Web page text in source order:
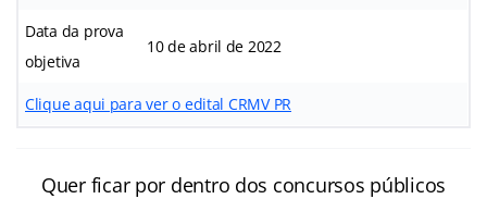
Data da prova
objetiva
10 de abril de 2022
Clique aqui para ver o edital CRMV PR
Quer ficar por dentro dos concursos públicos